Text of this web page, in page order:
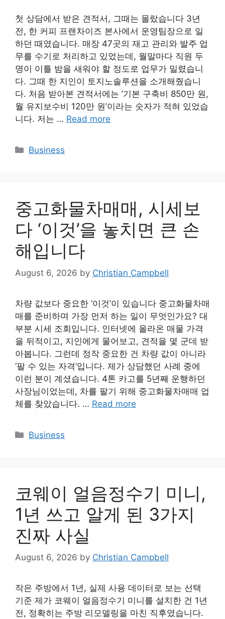
첫 상담에서 받은 견적서, 그때는 몰랐습니다 3년
전, 한 커피 프랜차이즈 본사에서 운영팀장으로 일
하던 때였습니다. 매장 47곳의 재고 관리와 발주 업
무를 수기로 처리하고 있었는데, 월말마다 직원 두
명이 이틀 밤을 새워야 할 정도로 업무가 밀렸습니
다. 그때 한 지인이 토지노솔루션을 소개해줬습니
다. 처음 받아본 견적서에는 ‘기본 구축비 850만 원,
월 유지보수비 120만 원’이라는 숫자가 적혀 있었습
니다. 저는 … Read more
Categories
Business
중고화물차매매, 시세보
다 ‘이것’을 놓치면 큰 손
해입니다
August 6, 2026 by Christian Campbell
차량 값보다 중요한 ‘이것’이 있습니다 중고화물차매
매를 준비하며 가장 먼저 하는 일이 무엇인가요? 대
부분 시세 조회입니다. 인터넷에 올라온 매물 가격
을 뒤적이고, 지인에게 물어보고, 견적을 몇 군데 받
아봅니다. 그런데 정작 중요한 건 차량 값이 아니라
‘팔 수 있는 자격’입니다. 제가 상담했던 사례 중에
이런 분이 계셨습니다. 4톤 카고를 5년째 운행하던
사장님이었는데, 차를 팔기 위해 중고화물차매매 업
체를 찾았습니다. … Read more
Categories
Business
코웨이 얼음정수기 미니,
1년 쓰고 알게 된 3가지
진짜 사실
August 6, 2026 by Christian Campbell
작은 주방에서 1년, 실제 사용 데이터로 보는 선택
기준 제가 코웨이 얼음정수기 미니를 설치한 건 1년
전, 정확히는 주방 리모델링을 마친 직후였습니다.